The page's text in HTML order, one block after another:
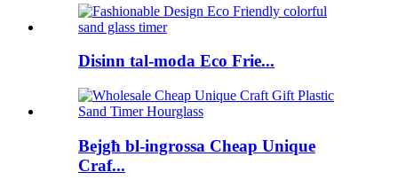
Disinn tal-moda Eco Frie...
Bejgħ bl-ingrossa Cheap Unique
Craf...